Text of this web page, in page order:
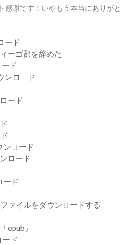
感謝です！いやもう本当にありが
ード
ーゴ郡を辞めた
ド
ンロード
ード
ンロード
ロード
ード
ァイルをダウンロードする
epub」
ド